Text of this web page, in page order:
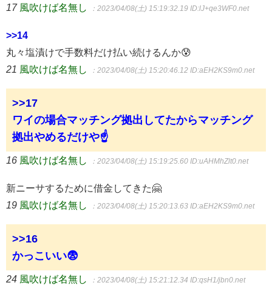
17 風吹けば名無し ：2023/04/08(土) 15:19:32.19 ID:lJ+qe3WF0.net
>>14
丸々塩漬けで手数料だけ払い続けるんか😰
21 風吹けば名無し ：2023/04/08(土) 15:20:46.12 ID:aEH2KS9m0.net
>>17
ワイの場合マッチング拠出してたからマッチング
拠出やめるだけや☝
16 風吹けば名無し ：2023/04/08(土) 15:19:25.60 ID:uAHMhZlt0.net
新ニーサするために借金してきた🤗
19 風吹けば名無し ：2023/04/08(土) 15:20:13.63 ID:aEH2KS9m0.net
>>16
かっこいい😨
24 風吹けば名無し ：2023/04/08(土) 15:21:12.34 ID:qsH1/jbn0.net